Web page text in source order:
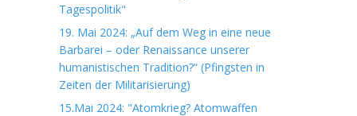
Tagespolitik"
19. Mai 2024: „Auf dem Weg in eine neue
Barbarei – oder Renaissance unserer
humanistischen Tradition?“ (Pfingsten in
Zeiten der Militarisierung)
15.Mai 2024: "Atomkrieg? Atomwaffen